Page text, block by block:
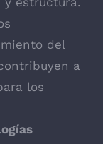
del
a
los